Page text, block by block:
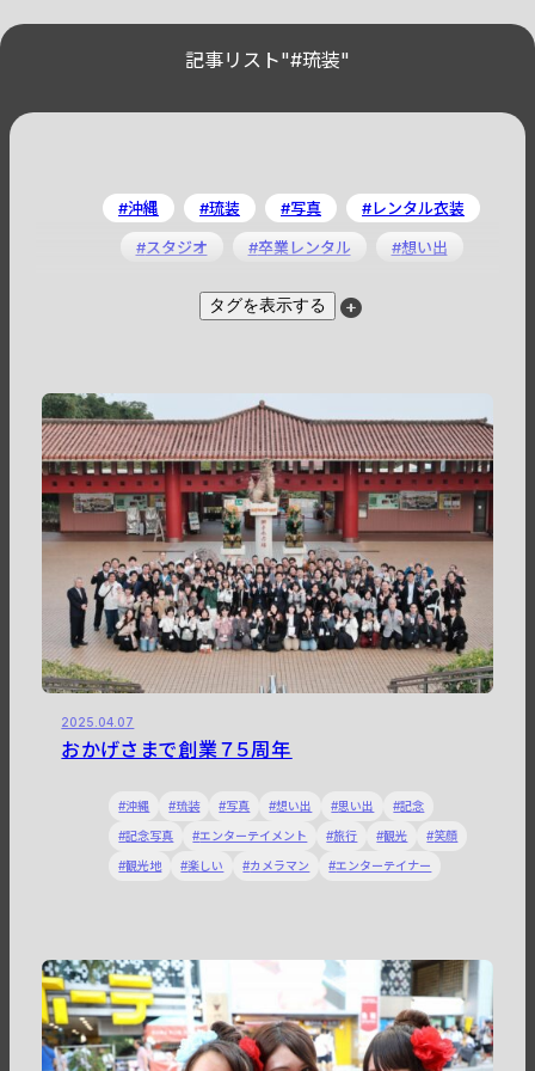
記事リスト"#琉装"
沖縄 琉装 写真 レンタル衣装
スタジオ 卒業レンタル 想い出
記念写真 エンターテイメント
シニア 笑顔
ファミリー 楽しい カメラマン
エンターテイナー セルフ写真 自撮り
タグを表示する
2025.04.07
おかげさまで創業７５周年
沖縄 琉装 写真 想い出 思い出 記念
記念写真 エンターテイメント 旅行 観光 笑顔
観光地 楽しい カメラマン エンターテイナー